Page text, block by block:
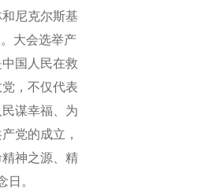
尼克尔斯基
大会选举产
国人民在救
，不仅代表
谋幸福、为
党的成立，
神之源、精
。